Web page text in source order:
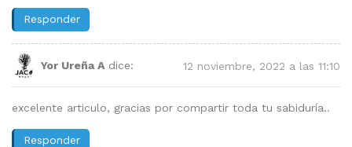
Responder
Yor Ureña A dice: 12 noviembre, 2022 a las 11:10
excelente articulo, gracias por compartir toda tu sabiduría..
Responder